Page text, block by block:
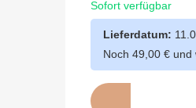
Sofort verfügbar
Lieferdatum:
Noch 49,00 € und